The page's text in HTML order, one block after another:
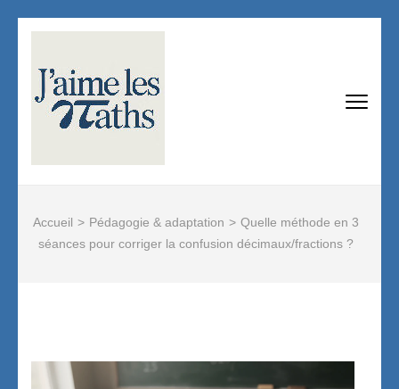
contenu
(Pressez
Entrée)
J'AIME LES MATHS
Devenir professeur de mathématiques :
Accueil > Pédagogie & adaptation > Quelle méthode en 3
séances pour corriger la confusion décimaux/fractions ?